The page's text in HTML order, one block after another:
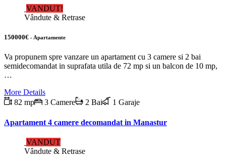
VANDUT!
Vândute & Retrase
150000€ - Apartamente
Va propunem spre vanzare un apartament cu 3 camere si 2 bai
semidecomandat in suprafata utila de 72 mp si un balcon de 10 mp,
…
More Details
82 mp
3 Camere 2 Bai 1 Garaje
Apartament 4 camere decomandat in Manastur
VANDUT
Vândute & Retrase